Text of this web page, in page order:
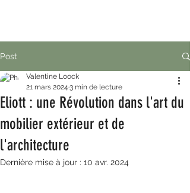
Post
Eliott : une Révolution dans l'art du
mobilier extérieur et de
l'architecture
Valentine Loock
21 mars 2024 3 min de lecture
Dernière mise à jour : 10 avr. 2024